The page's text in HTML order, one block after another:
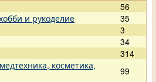
56
и рукоделие
35
3
34
314
косметика,
99